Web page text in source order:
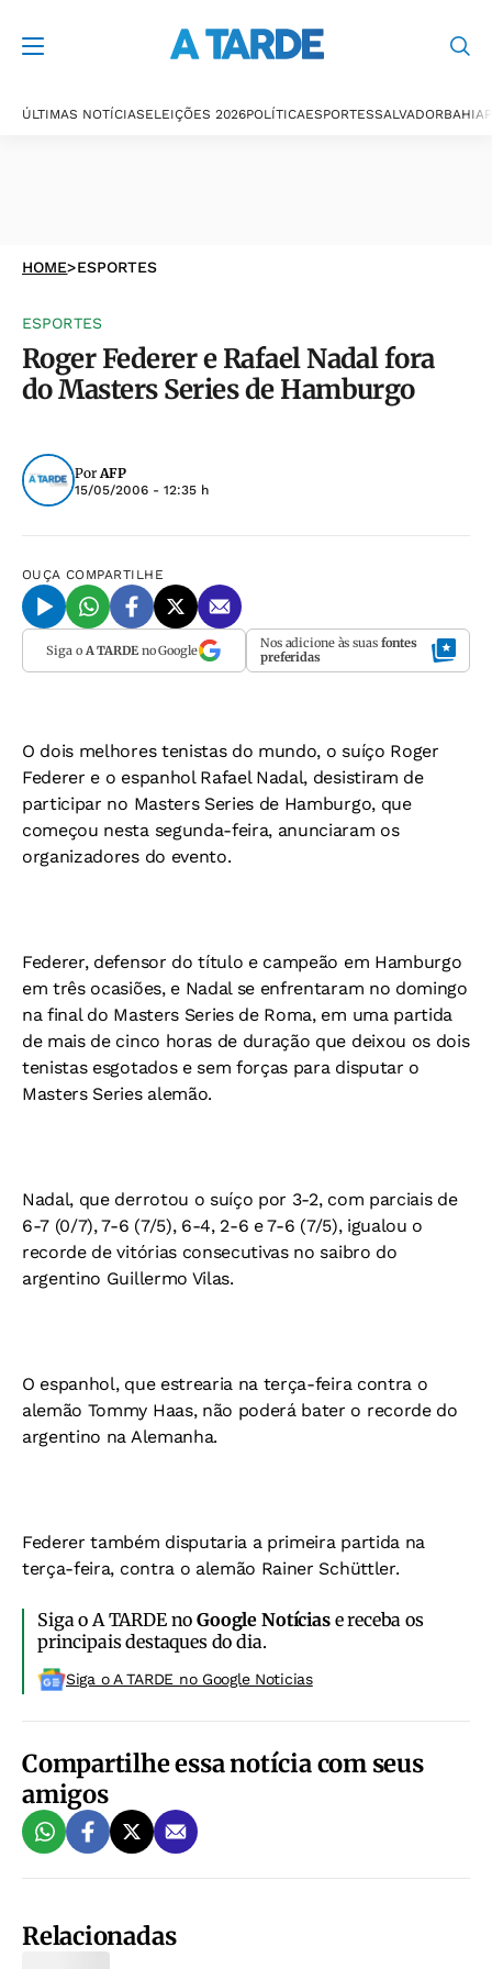
ÚLTIMAS NOTÍCIASELEIÇÕES 2026POLÍTICAESPORTESSALVADORBAHIA
HOME>ESPORTES
ESPORTES
Roger Federer e Rafael Nadal fora
do Masters Series de Hamburgo
PorAFP
15/05/2006 - 12:35 h
OUÇA COMPARTILHE
Siga o A TARDEno Google Nos adicione às suas fontes
preferidas
O dois melhores tenistas do mundo, o suíço Roger
Federer e o espanhol Rafael Nadal, desistiram de
participar no Masters Series de Hamburgo, que
começou nesta segunda-feira, anunciaram os
organizadores do evento.
Federer, defensor do título e campeão em Hamburgo
em três ocasiões, e Nadal se enfrentaram no domingo
na final do Masters Series de Roma, em uma partida
de mais de cinco horas de duração que deixou os dois
tenistas esgotados e sem forças para disputar o
Masters Series alemão.
Nadal, que derrotou o suíço por 3-2, com parciais de
6-7 (0/7), 7-6 (7/5), 6-4, 2-6 e 7-6 (7/5), igualou o
recorde de vitórias consecutivas no saibro do
argentino Guillermo Vilas.
O espanhol, que estrearia na terça-feira contra o
alemão Tommy Haas, não poderá bater o recorde do
argentino na Alemanha.
Federer também disputaria a primeira partida na
terça-feira, contra o alemão Rainer Schüttler.
Siga o A TARDE noGoogle Notíciase receba os
principais destaques do dia.
Siga o A TARDE no Google Noticias
Compartilhe essa notícia com seus
amigos
Relacionadas